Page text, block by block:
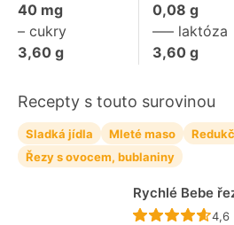
40 mg
0,08 g
– cukry
3,60 g
––– laktóza
3,60g
Recepty s touto surovinou
Sladká jídla Mleté maso
Řezy s ovocem, bublaniny
Rychlé Bebe
4,6